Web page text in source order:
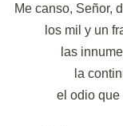
Me canso, Señor,
los mil y un
las
la
el odio que